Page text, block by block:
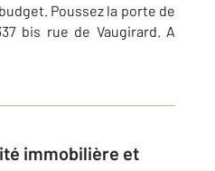
Poussez la porte de
bis rue de Vaugirard. A